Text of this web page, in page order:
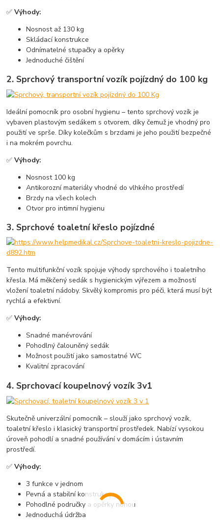
✅Výhody:
Nosnost až 130 kg
Skládací konstrukce
Odnímatelné stupačky a opěrky
Jednoduché čištění
2. Sprchový transportní vozík pojízdný do 100 kg
Ideální pomocník pro osobní hygienu – tento sprchový vozík je
vybaven plastovým sedákem s otvorem, díky čemuž je vhodný pro
použití ve sprše. Díky kolečkům s brzdami je jeho použití bezpečné
i na mokrém povrchu.
✅Výhody:
Nosnost 100 kg
Antikorozní materiály vhodné do vlhkého prostředí
Brzdy na všech kolech
Otvor pro intimní hygienu
3. Sprchové toaletní křeslo pojízdné
Tento multifunkční vozík spojuje výhody sprchového i toaletního
křesla. Má měkčený sedák s hygienickým výřezem a možností
vložení toaletní nádoby. Skvělý kompromis pro péči, která musí být
rychlá a efektivní.
✅Výhody:
Snadné manévrování
Pohodlný čalouněný sedák
Možnost použití jako samostatné WC
Kvalitní zpracování
4. Sprchovací koupelnový vozík 3v1
Skutečně univerzální pomocník – slouží jako sprchový vozík,
toaletní křeslo i klasický transportní prostředek. Nabízí vysokou
úroveň pohodlí a snadné používání v domácím i ústavním
prostředí.
✅Výhody:
3 funkce v jednom
Pevná a stabilní konstrukce
Pohodlné područky a opěrky nohou
Jednoduchá údržba